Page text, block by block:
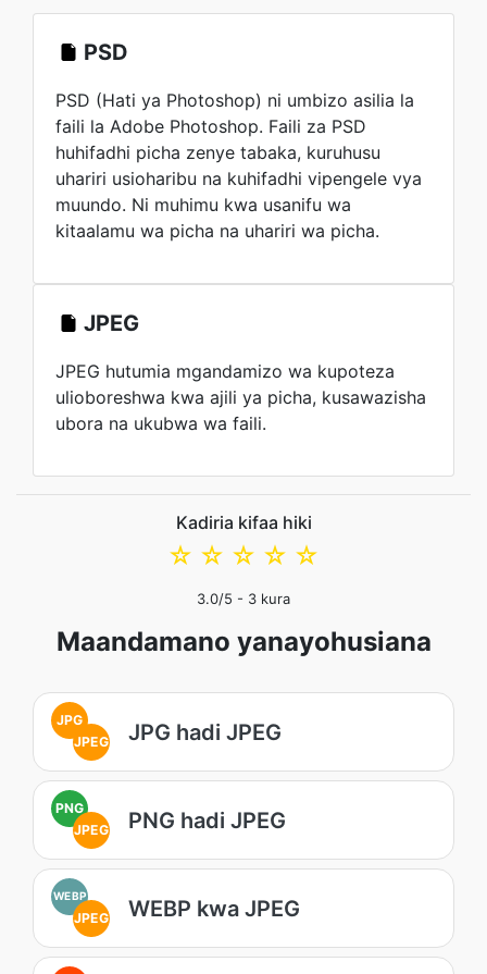
PSD
PSD (Hati ya Photoshop) ni umbizo asilia la
faili la Adobe Photoshop. Faili za PSD
huhifadhi picha zenye tabaka, kuruhusu
uhariri usioharibu na kuhifadhi vipengele vya
muundo. Ni muhimu kwa usanifu wa
kitaalamu wa picha na uhariri wa picha.
JPEG
JPEG hutumia mgandamizo wa kupoteza
ulioboreshwa kwa ajili ya picha, kusawazisha
ubora na ukubwa wa faili.
Kadiria kifaa hiki
☆
☆
☆
☆
☆
3.0/5 - 3 kura
Maandamano yanayohusiana
JPG
JPEG
JPG hadi JPEG
PNG
JPEG
PNG hadi JPEG
WEBP
JPEG WEBP kwa JPEG